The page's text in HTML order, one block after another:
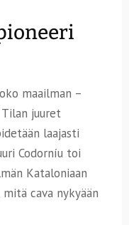
maailman –
Tilan juuret
laajasti
Codorníu toi
Kataloniaan
cava nykyään